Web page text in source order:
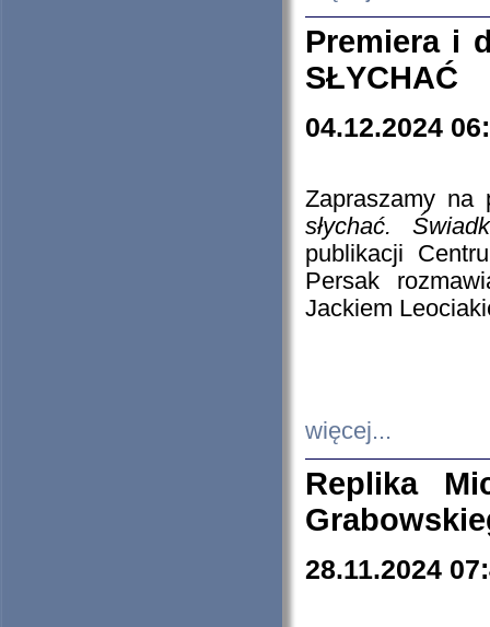
Premiera i
SŁYCHAĆ
04.12.2024
Zapraszamy
słychać.
publikacji
Persak
Jackiem
więcej...
Replika
28.11.2024